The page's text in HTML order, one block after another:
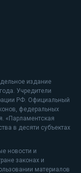
издание
Учредители
РФ. Официальный
федеральных
«Парламентская
в десяти субъектах
новости и
законах и
материалов